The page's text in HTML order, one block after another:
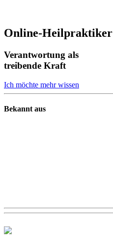
Online-Heilpraktiker
Verantwortung als
treibende Kraft
Ich möchte mehr wissen
Bekannt aus